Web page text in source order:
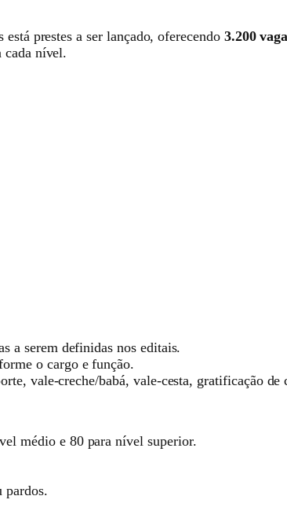
prestes a ser lançado, oferecendo 3.200
cada nível.
a serem definidas nos editais.
o cargo e função.
vale-creche/babá, vale-cesta, gratificação
médio e 80 para nível superior.
pardos.